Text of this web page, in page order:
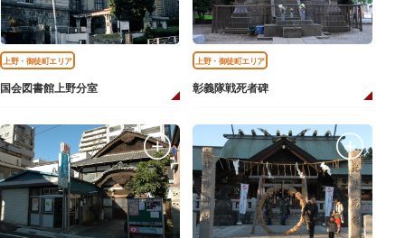
上野・御徒町エリア
国会図書館上野分室
上野・御徒町エリア
彰義隊戦死者碑